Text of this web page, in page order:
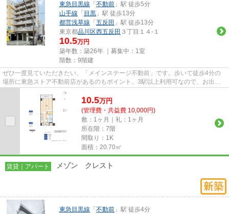
東急目黒線 「 不動前 」駅 徒歩5分
山手線 「 目黒 」駅 徒歩13分
都営浅草線 「 五反田 」駅 徒歩13分
東京都品川区西五反田 ３丁目１４-１
10.5万円
築年数：築26年 ｜募集中： 1室
階数：9階建
ぜひ一度見ていただきたい、「メインステージ不動前」です。歩いて徒歩4分の
場所に東急ストア不動前店があるのもポイント。3駅以上利用可なので、お出か
けの幅も広がるのが魅力です。...
10.5万円
(管理費・共益費 10,000円)
敷：1ヶ月｜礼：1ヶ月
所在階：7階
間取り：1K
面積：20.70㎡
賃貸｜アパート メゾン クレスト
東急目黒線 「 不動前 」駅 徒歩4分